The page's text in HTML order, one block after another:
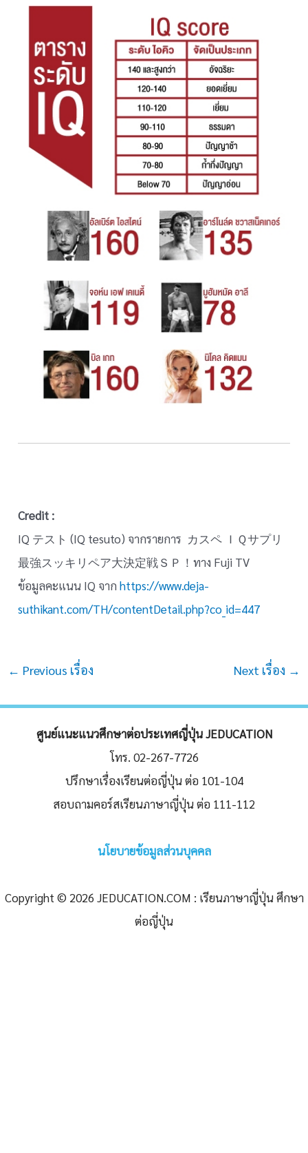
Credit :
IQ テスト (IQ tesuto) จากรายการ カスペ ＩＱサプリ
最強スッキリペア大決定戦ＳＰ！ทาง Fuji TV
ข้อมูลคะแนน IQ จากhttps://www.deja-
suthikant.com/TH/contentDetail.php?co_id=447
Post
← Previous เรื่อง Next เรื่อง →
ศูนย์แนะแนวศึกษาต่อประเทศญี่ปุ่น JEDUCATION
โทร. 02-267-7726
ปรึกษาเรื่องเรียนต่อญี่ปุ่น ต่อ 101-104
สอบถามคอร์สเรียนภาษาญี่ปุ่น ต่อ 111-112
นโยบายข้อมูลส่วนบุคคล
Copyright © 2026 JEDUCATION.COM : เรียนภาษาญี่ปุ่น ศึกษา
ต่อญี่ปุ่น